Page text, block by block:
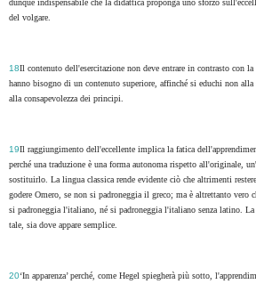
dunque indispensabile che la didattica proponga uno sforzo
del volgare.
18Il contenuto dell'esercitazione non deve entrare in contrasto con
hanno bisogno di un contenuto superiore, affinché si educhi non
alla consapevolezza dei principi.
19Il raggiungimento dell'eccellente implica la fatica
perché una traduzione è una forma autonoma rispetto all'originale,
sostituirlo. La lingua classica rende evidente ciò che altrimenti
godere Omero, se non si padroneggia il greco; ma è altrettanto vero
si padroneggia l'italiano, né si padroneggia l'italiano senza latino.
tale, sia dove appare semplice.
20‘In apparenza’ perché, come Hegel spiegherà più sotto,